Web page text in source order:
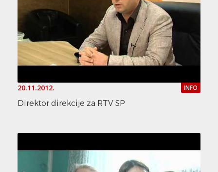
20.11.2012. INFO
Direktor direkcije za RTV SP